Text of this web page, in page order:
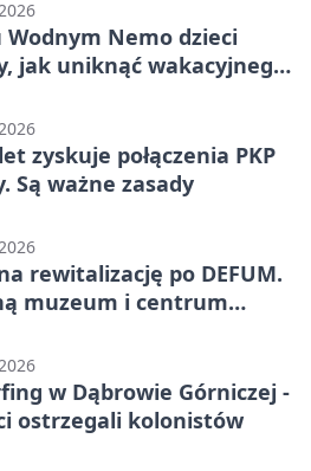
Wodnym Nemo dzieci
jak uniknąć wakacyjnego
zyskuje połączenia PKP
Są ważne zasady
rewitalizację po DEFUM.
muzeum i centrum
w Dąbrowie Górniczej -
ostrzegali kolonistów